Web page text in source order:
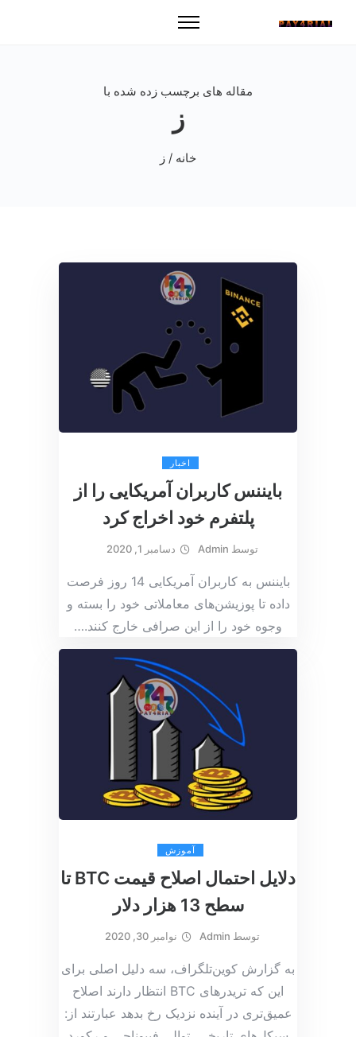
مقاله های برچسب زده شده با
ز
خانه / ز
اخبار
بایننس کاربران آمریکایی را از
پلتفرم خود اخراج کرد
توسط Admin دسامبر 1, 2020
بایننس به کاربران آمریکایی 14 روز فرصت
داده تا پوزیشن‌های معاملاتی خود را بسته و
وجوه خود را از این صرافی خارج کنند.…
آموزش
دلایل احتمال اصلاح قیمت BTC تا
سطح 13 هزار دلار
توسط Admin نوامبر 30, 2020
به گزارش کوین‌تلگراف، سه دلیل اصلی برای
این که تریدرهای BTC انتظار دارند اصلاح
عمیق‌تری در آینده نزدیک رخ بدهد عبارتند از: